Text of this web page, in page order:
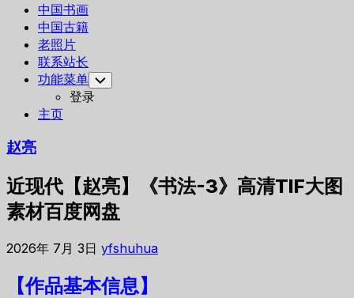
中国书画
中国古籍
老照片
联系站长
功能菜单 Toggle
Child
登录
主页
赵亮
近现代【赵亮】《书法-3》高清TIF大图
素材百度网盘
2026年 7月 3日 yfshuhua
【作品基本信息】